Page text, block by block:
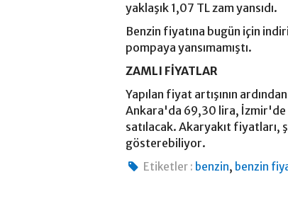
yaklaşık 1,07 TL zam yansıdı.
Benzin fiyatına bugün için
pompaya yansımamıştı.
ZAMLI FİYATLAR
Yapılan fiyat artışının
Ankara'da 69,30 lira, İzmir'de
satılacak. Akaryakıt fiyatları,
gösterebiliyor.
Etiketler : benzin, benzin